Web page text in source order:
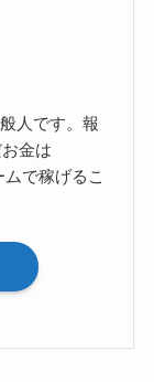
人です。報
金は
で稼げるこ